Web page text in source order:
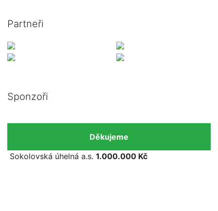
Partneři
Sponzoři
Děkujeme
Sokolovská úhelná a.s. 1.000.000 Kč